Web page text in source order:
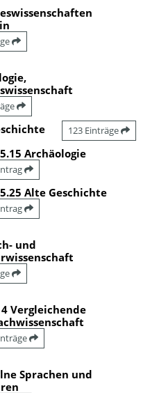
123 Einträge
Archäologie
Alte Geschichte
und
Vergleichende
Sprachen und